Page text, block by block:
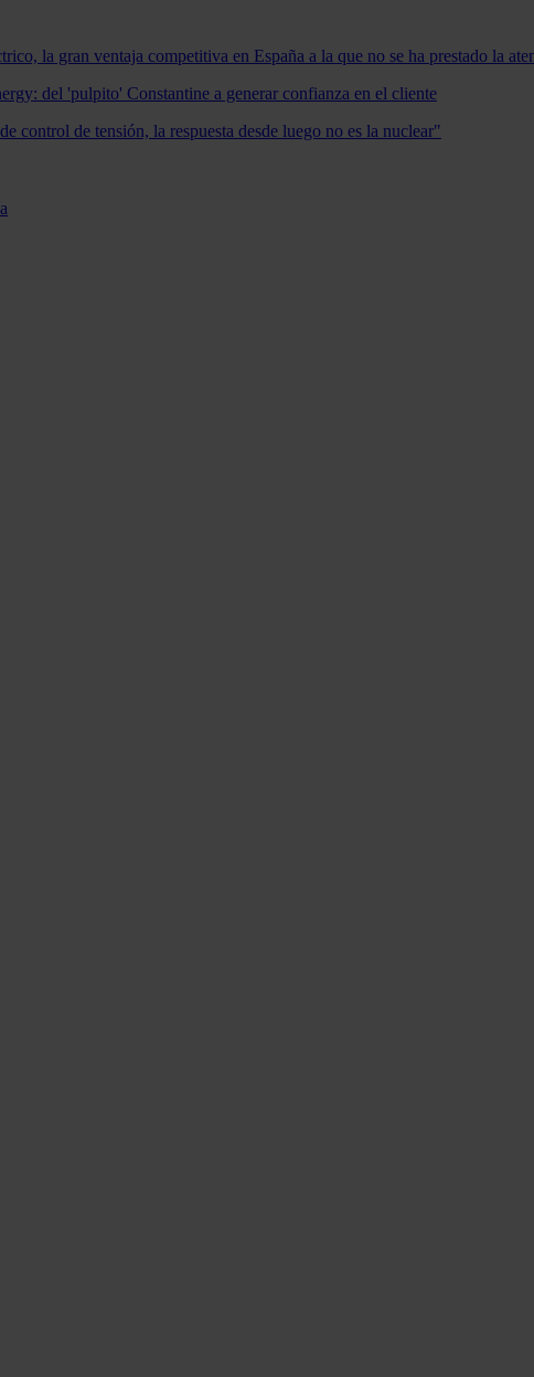
la gran ventaja competitiva en España a la que no se ha prestado la
del 'pulpito' Constantine a generar confianza en el cliente
control de tensión, la respuesta desde luego no es la nuclear"